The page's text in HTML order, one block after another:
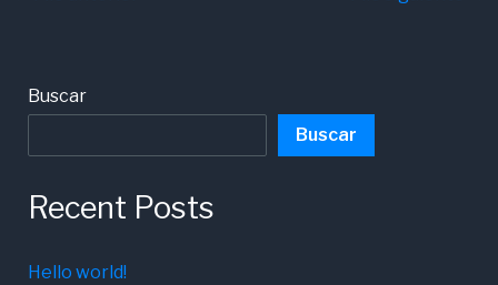
Buscar
Buscar
Recent Posts
Hello world!